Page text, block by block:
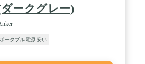
ークグレー)
ポータブル電源 安い